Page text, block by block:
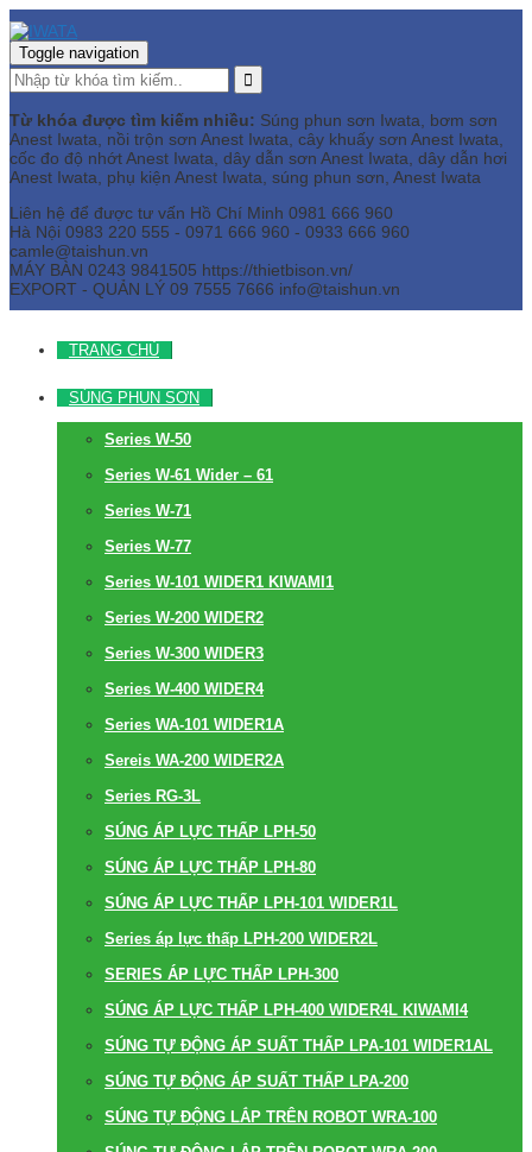
Toggle navigation
Từ khóa được tìm kiếm nhiều: Súng phun sơn Iwata, bơm sơn
Anest Iwata, nồi trộn sơn Anest Iwata, cây khuấy sơn Anest Iwata,
cốc đo độ nhớt Anest Iwata, dây dẫn sơn Anest Iwata, dây dẫn hơi
Anest Iwata, phụ kiện Anest Iwata, súng phun sơn, Anest Iwata
Liên hệ để được tư vấn Hồ Chí Minh 0981 666 960
Hà Nội 0983 220 555 - 0971 666 960 - 0933 666 960
camle@taishun.vn
MÁY BÀN 0243 9841505 https://thietbison.vn/
EXPORT - QUẢN LÝ 09 7555 7666 info@taishun.vn
TRANG CHỦ
SÚNG PHUN SƠN
Series W-50
Series W-61 Wider – 61
Series W-71
Series W-77
Series W-101 WIDER1 KIWAMI1
Series W-200 WIDER2
Series W-300 WIDER3
Series W-400 WIDER4
Series WA-101 WIDER1A
Sereis WA-200 WIDER2A
Series RG-3L
SÚNG ÁP LỰC THẤP LPH-50
SÚNG ÁP LỰC THẤP LPH-80
SÚNG ÁP LỰC THẤP LPH-101 WIDER1L
Series áp lực thấp LPH-200 WIDER2L
SERIES ÁP LỰC THẤP LPH-300
SÚNG ÁP LỰC THẤP LPH-400 WIDER4L KIWAMI4
SÚNG TỰ ĐỘNG ÁP SUẤT THẤP LPA-101 WIDER1AL
SÚNG TỰ ĐỘNG ÁP SUẤT THẤP LPA-200
SÚNG TỰ ĐỘNG LẮP TRÊN ROBOT WRA-100